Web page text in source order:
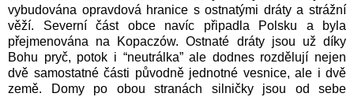
vybudována opravdová hranice s ostnatými dráty a strážní
věží. Severní část obce navíc připadla Polsku a byla
přejmenována na Kopaczów. Ostnaté dráty jsou už díky
Bohu pryč, potok i “neutrálka” ale dodnes rozdělují nejen
dvě samostatné části původně jednotné vesnice, ale i dvě
země. Domy po obou stranách silničky jsou od sebe